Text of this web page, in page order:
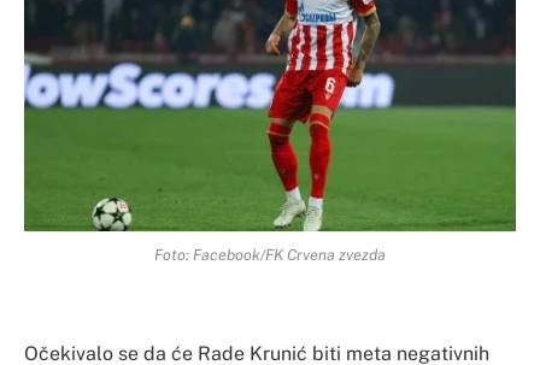
Foto: Facebook/FK Crvena zvezda
Očekivalo se da će Rade Krunić biti meta negativnih